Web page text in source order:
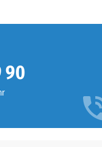
90